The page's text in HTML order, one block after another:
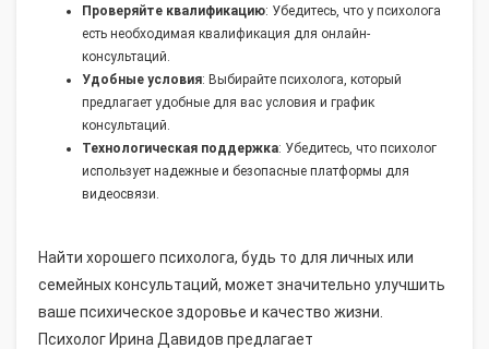
Проверяйте квалификацию: Убедитесь, что у психолога
есть необходимая квалификация для онлайн-
консультаций.
Удобные условия: Выбирайте психолога, который
предлагает удобные для вас условия и график
консультаций.
Технологическая поддержка: Убедитесь, что психолог
использует надежные и безопасные платформы для
видеосвязи.
Найти хорошего психолога, будь то для личных или
семейных консультаций, может значительно улучшить
ваше психическое здоровье и качество жизни.
Психолог Ирина Давидов предлагает